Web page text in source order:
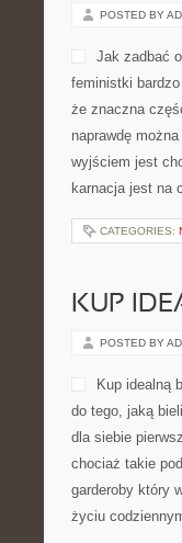
POSTED BY
Jak zadbać
feministki
że znaczna
naprawdę
wyjściem jest
karnacja jest na
CATEGORIES:
KUP
POSTED BY
Kup idealną
do tego, jaką
dla siebie
chociaż takie
garderoby który
życiu